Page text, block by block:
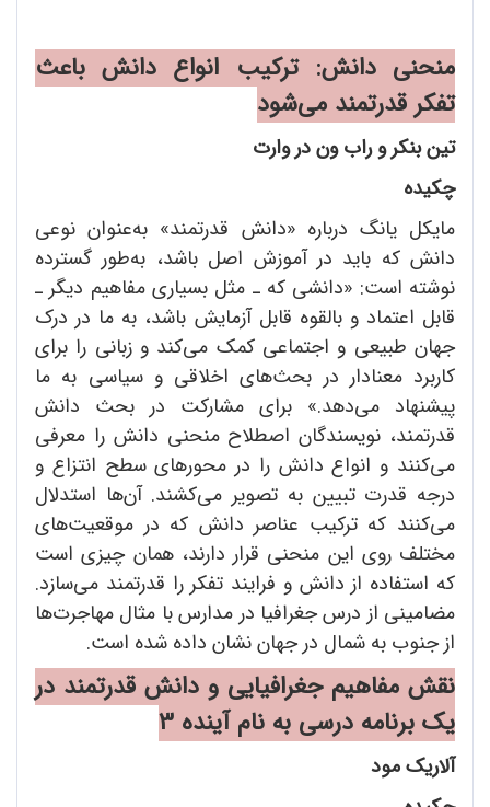
منحنی دانش: ترکیب انواع دانش باعث
تفکر قدرتمند میشود
تین بنکر و راب ون در وارت
چکیده
مایکل یانگ درباره «دانش قدرتمند» به‌عنوان نوعی
دانش که باید در آموزش اصل باشد، به‌طور گسترده
نوشته است: «دانشی که ـ مثل بسیاری مفاهیم دیگر ـ
قابل اعتماد و بالقوه قابل آزمایش باشد، به ما در درک
جهان طبیعی و اجتماعی کمک می‌کند و زبانی را برای
کاربرد معنادار در بحث‌های اخلاقی و سیاسی به ما
پیشنهاد می‌دهد.» برای مشارکت در بحث دانش
قدرتمند، نویسندگان اصطلاح منحنی دانش را معرفی
می‌کنند و انواع دانش را در محورهای سطح انتزاع و
درجه قدرت تبیین به تصویر می‌کشند. آن‌ها استدلال
می‌کنند که ترکیب عناصر دانش که در موقعیت‌های
مختلف روی این منحنی قرار دارند، همان چیزی است
که استفاده از دانش و فرایند تفکر را قدرتمند می‌سازد.
مضامینی از درس جغرافیا در مدارس با مثال مهاجرت‌ها
از جنوب به شمال در جهان نشان داده شده است.
نقش مفاهیم جغرافیایی و دانش قدرتمند در
یک برنامه درسی به نام آینده 3
آلاریک مود